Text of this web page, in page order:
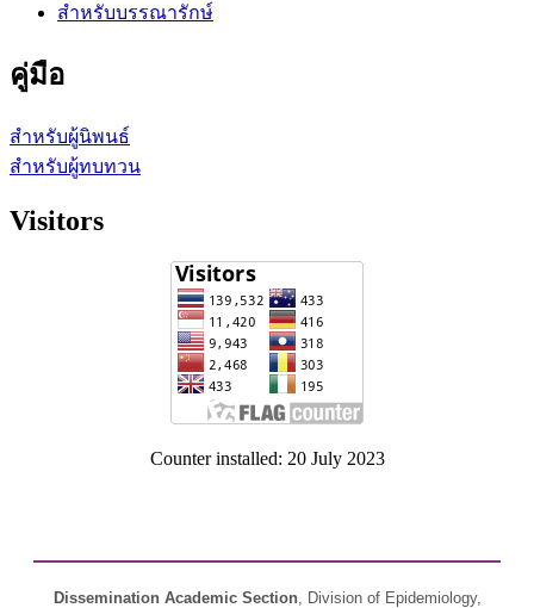
สำหรับบรรณารักษ์
คู่มือ
สำหรับผู้นิพนธ์
สำหรับผู้ทบทวน
Visitors
Counter installed: 20 July 2023
Dissemination Academic Section, Division of Epidemiology,